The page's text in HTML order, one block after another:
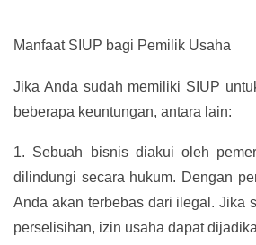
Manfaat SIUP bagi Pemilik Usaha
Jika Anda sudah memiliki SIUP
beberapa keuntungan, antara lain:
1. Sebuah bisnis diakui oleh
dilindungi secara hukum. Dengan
Anda akan terbebas dari ilegal. Jika
perselisihan, izin usaha dapat